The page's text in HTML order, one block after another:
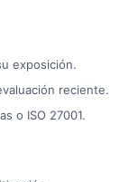
exposición.
reciente.
o ISO 27001.